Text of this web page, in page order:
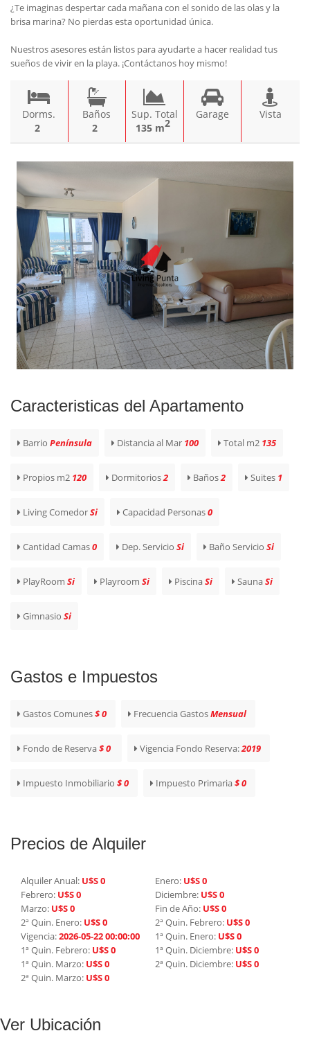
¿Te imaginas despertar cada mañana con el sonido de las olas y la
brisa marina? No pierdas esta oportunidad única.
Nuestros asesores están listos para ayudarte a hacer realidad tus
sueños de vivir en la playa. ¡Contáctanos hoy mismo!
Dorms.
2
Baños
2
Sup. Total
135 m2
Garage Vista
Caracteristicas del Apartamento
Barrio Península Distancia al Mar 100 Total m2 135
Propios m2 120 Dormitorios2 Baños2 Suites 1
Living ComedorSi Capacidad Personas0
Cantidad Camas0 Dep. Servicio Si Baño Servicio Si
PlayRoom Si Playroom Si PiscinaSi SaunaSi
Gimnasio Si
Gastos e Impuestos
Gastos Comunes$ 0 Frecuencia GastosMensual
Fondo de Reserva$ 0 Vigencia Fondo Reserva:2019
Impuesto Inmobiliario $ 0 Impuesto Primaria$ 0
Precios de Alquiler
Alquiler Anual: U$S 0 Enero: U$S 0
Febrero: U$S 0 Diciembre: U$S 0
Marzo: U$S 0 Fin de Año: U$S 0
2ª Quin. Enero: U$S 0 2ª Quin. Febrero: U$S 0
Vigencia:2026-05-22 00:00:00 1ª Quin. Enero: U$S 0
1ª Quin. Febrero: U$S 0 1ª Quin. Diciembre: U$S 0
1ª Quin. Marzo: U$S 0 2ª Quin. Diciembre: U$S 0
2ª Quin. Marzo: U$S 0
Ver Ubicación